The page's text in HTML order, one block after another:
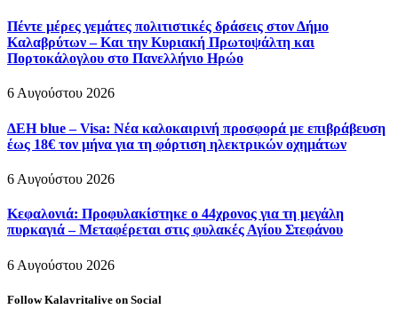
Πέντε μέρες γεμάτες πολιτιστικές δράσεις στον Δήμο
Καλαβρύτων – Και την Κυριακή Πρωτοψάλτη και
Πορτοκάλογλου στο Πανελλήνιο Ηρώο
6 Αυγούστου 2026
ΔΕΗ blue – Visa: Νέα καλοκαιρινή προσφορά με επιβράβευση
έως 18€ τον μήνα για τη φόρτιση ηλεκτρικών οχημάτων
6 Αυγούστου 2026
Κεφαλονιά: Προφυλακίστηκε ο 44χρονος για τη μεγάλη
πυρκαγιά – Μεταφέρεται στις φυλακές Αγίου Στεφάνου
6 Αυγούστου 2026
Follow Kalavritalive on Social